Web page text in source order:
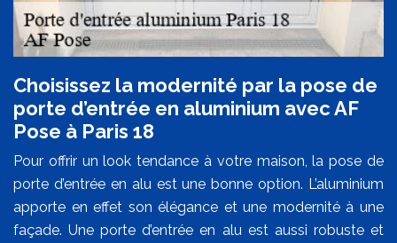
Choisissez la modernité par la pose de
porte d’entrée en aluminium avec AF
Pose à Paris 18
Pour offrir un look tendance à votre maison, la pose de
porte d’entrée en alu est une bonne option. L’aluminium
apporte en effet son élégance et une modernité à une
façade. Une porte d’entrée en alu est aussi robuste et